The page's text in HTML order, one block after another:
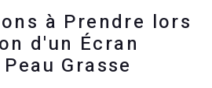
à Prendre lors
d'un Écran
Grasse